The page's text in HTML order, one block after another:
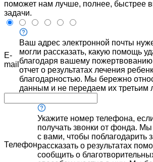
поможет нам лучше, полнее, быстрее
задачи.
E-
mail
Ваш адрес электронной почты
могли рассказать, какую помощь
благодаря вашему
отчет о результатах лечения
благодарностью. Мы бережно
данным и не передаем их третьим
Телефон
Укажите номер телефона,
получать звонки от фонда.
с вами, чтобы поблагодарить
рассказать о результатах
сообщить о